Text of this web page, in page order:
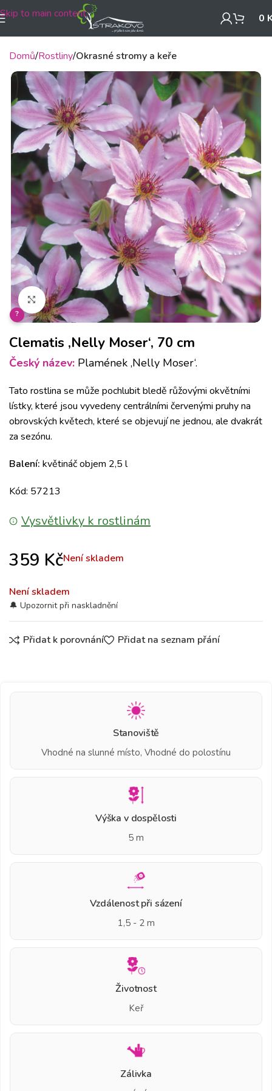
Skip to main content 0
Domů Rostliny Okrasné stromy a keře
Klikněte pro zvětšení
?
Clematis ‚Nelly Moser‘, 70 cm
Český název: Plamének ‚Nelly Moser‘.
Tato rostlina se může pochlubit bledě růžovými okvětními
lístky, které jsou vyvedeny centrálními červenými pruhy na
obrovských květech, které se objevují ne jednou, ale dvakrát
za sezónu.
Balení: květináč objem 2,5 l
Kód: 57213
Vysvětlivky k rostlinám
359 KčNení skladem
Není skladem
Přidat k porovnání Přidat na seznam přání
Stanoviště
Vhodné na slunné místo, Vhodné do polostínu
Výška v dospělosti
5 m
Vzdálenost při sázení
1,5 - 2 m
Životnost
Keř
Zálivka